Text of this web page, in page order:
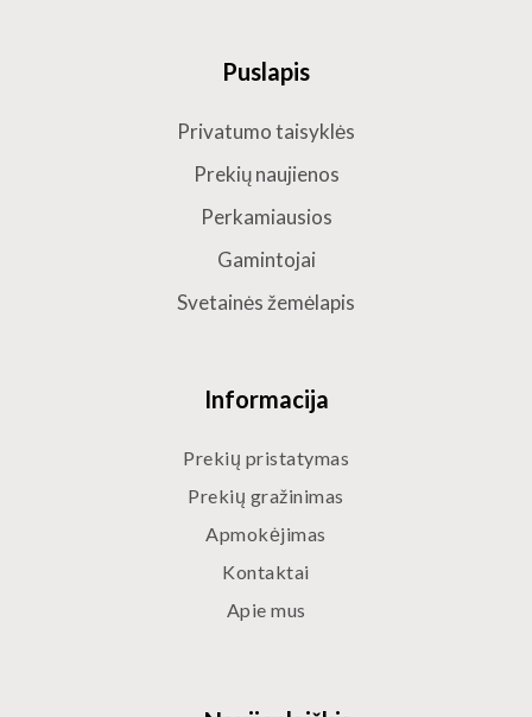
Informacija
Prekių pristatymas
Prekių gražinimas
Apmokėjimas
Kontaktai
Apie mus
Puslapis
Privatumo taisyklės
Prekių naujienos
Perkamiausios
Gamintojai
Svetainės žemėlapis